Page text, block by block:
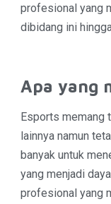
profesional yang
dibidang ini
Apa yang
Esports memang
lainnya namun
banyak untuk
yang menjadi
profesional yang